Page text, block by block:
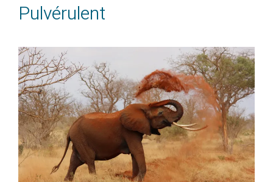
Pulvérulent